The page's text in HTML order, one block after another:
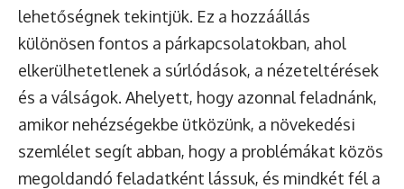
lehetőségnek tekintjük. Ez a hozzáállás
különösen fontos a párkapcsolatokban, ahol
elkerülhetetlenek a súrlódások, a nézeteltérések
és a válságok. Ahelyett, hogy azonnal feladnánk,
amikor nehézségekbe ütközünk, a növekedési
szemlélet segít abban, hogy a problémákat közös
megoldandó feladatként lássuk, és mindkét fél a